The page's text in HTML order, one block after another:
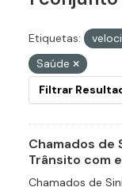
Etiquetas:
Saúde
Filtrar
Chamados
Trânsito com
Chamados de